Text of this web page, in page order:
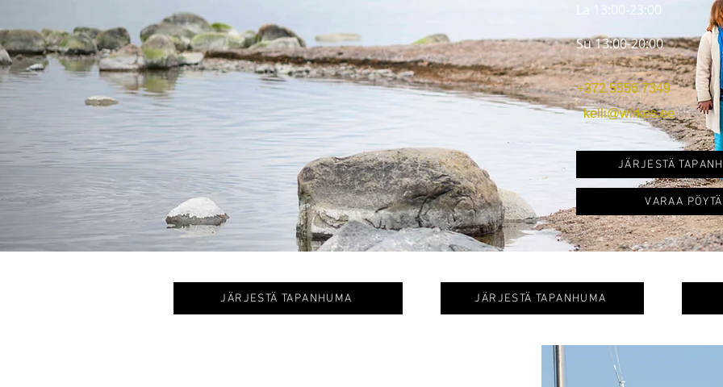
La 13:00-23:00
Su 13:00-20:00
+372 5556 7349
kelli@wirkes.ee
JÄRJESTÄ
VARAA PÖYTÄ
JÄRJESTÄ TAPANHUMA JÄRJESTÄ TAPANHUMA